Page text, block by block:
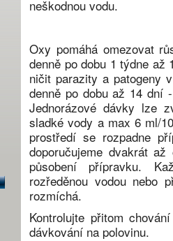
neškodnou vodu.
Oxy pomáhá omezovat
denně po dobu 1 týdne
ničit parazity a patogeny
denně po dobu až 14 dní
Jednorázové dávky lze
sladké vody a max 6 ml/
prostředí se rozpadne
doporučujeme dvakrát
působení přípravku.
rozředěnou vodou nebo
rozmíchá.
Kontrolujte přitom
dávkování na polovinu.